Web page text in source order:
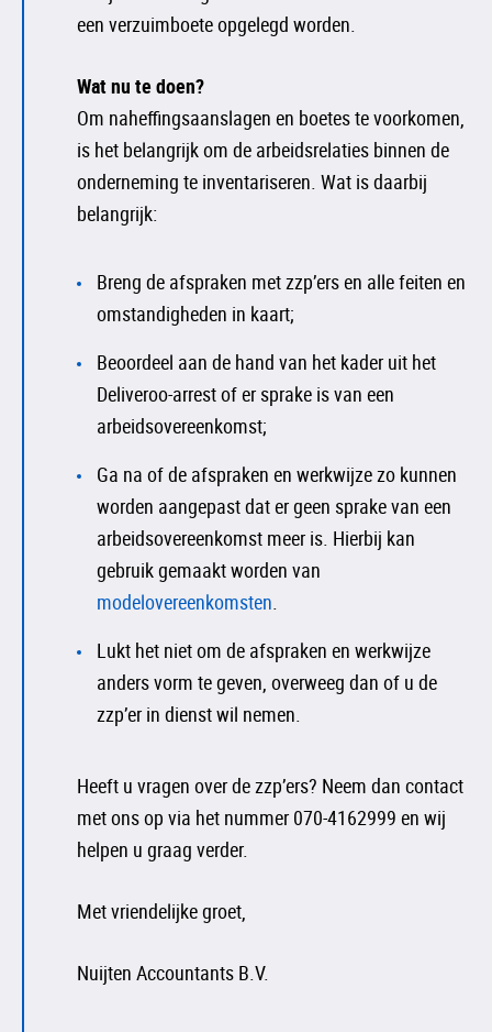
een verzuimboete opgelegd worden.
Wat nu te doen?
Om naheffingsaanslagen en boetes te voorkomen,
is het belangrijk om de arbeidsrelaties binnen de
onderneming te inventariseren. Wat is daarbij
belangrijk:
Breng de afspraken met zzp’ers en alle feiten en
omstandigheden in kaart;
Beoordeel aan de hand van het kader uit het
Deliveroo-arrest of er sprake is van een
arbeidsovereenkomst;
Ga na of de afspraken en werkwijze zo kunnen
worden aangepast dat er geen sprake van een
arbeidsovereenkomst meer is. Hierbij kan
gebruik gemaakt worden van
modelovereenkomsten.
Lukt het niet om de afspraken en werkwijze
anders vorm te geven, overweeg dan of u de
zzp’er in dienst wil nemen.
Heeft u vragen over de zzp’ers? Neem dan contact
met ons op via het nummer 070-4162999 en wij
helpen u graag verder.
Met vriendelijke groet,
Nuijten Accountants B.V.